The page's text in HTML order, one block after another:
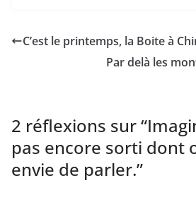
C’est le printemps, la Boite à
Par delà les
2 réflexions sur “
pas encore sorti dont
envie de parler.”